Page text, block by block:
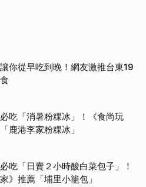
你從早吃到晚！網友激推台東19
吃「消暑粉粿冰」！《食尚玩
鹿港李家粉粿冰」
吃「日賣２小時酸白菜包子」！
》推薦「埔里小籠包」